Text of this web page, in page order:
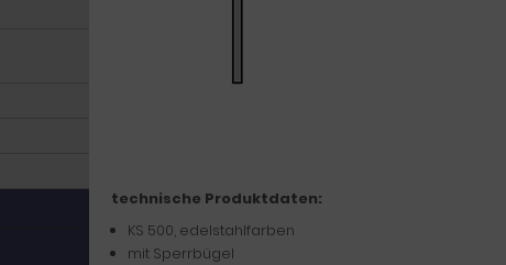
technische Produktdaten:
KS 500, edelstahlfarben
mit Sperrbügel